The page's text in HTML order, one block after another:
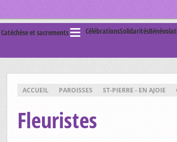
Catéchèse et sacrements CélébrationsSolidaritésBénévolat
ACCUEIL PAROISSES ST-PIERRE - EN AJOIE
Fleuristes